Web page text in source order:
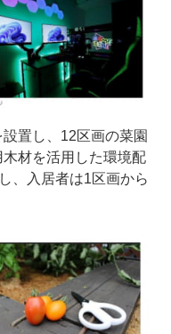
置し、12区画の菜園
材を活用した環境配
、入居者は1区画から